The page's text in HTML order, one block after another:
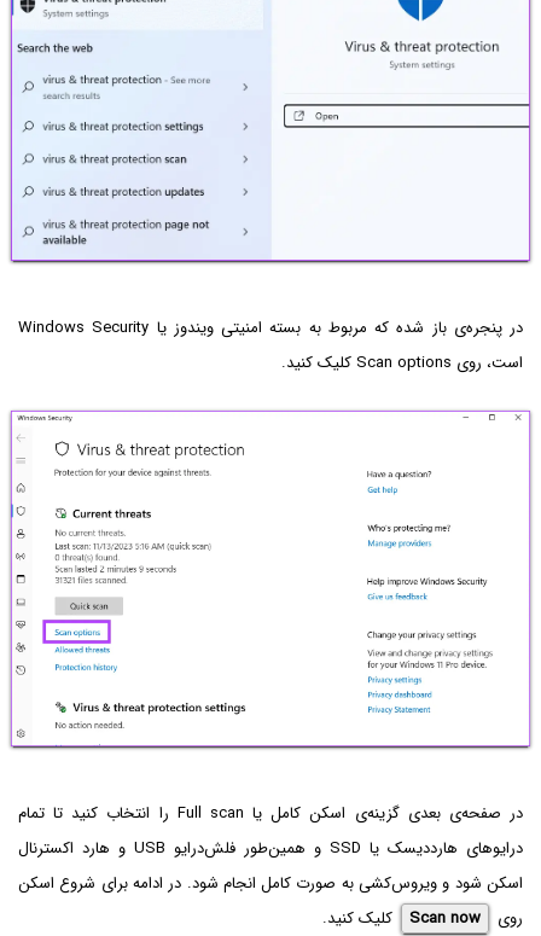
در پنجره‌ی باز شده که مربوط به بسته امنیتی ویندوز یا Windows Security
است، روی Scan options کلیک کنید.
در صفحه‌ی بعدی گزینه‌ی اسکن کامل یا Full scan را انتخاب کنید تا تمام
درایوهای هارددیسک یا SSD و همین‌طور فلش‌درایو USB و هارد اکسترنال
اسکن شود و ویروس‌کشی به صورت کامل انجام شود. در ادامه برای شروع اسکن
روی
Scan now کلیک کنید.